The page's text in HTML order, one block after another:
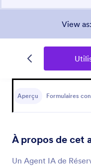
View as:
Aperçu Formulaires
À propos de cet
Un Agent IA de